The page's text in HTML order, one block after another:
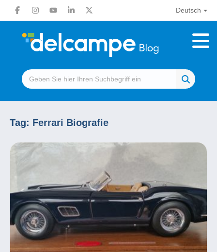
Deutsch
Tag: Ferrari Biografie